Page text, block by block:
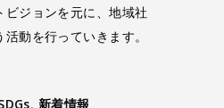
ビジョンを元に、地域社
動を行っていきます。
, 新着情報